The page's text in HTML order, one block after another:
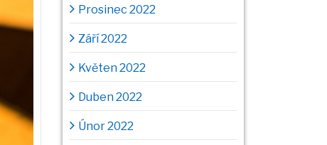
Prosinec 2022
Září 2022
Květen 2022
Duben 2022
Únor 2022